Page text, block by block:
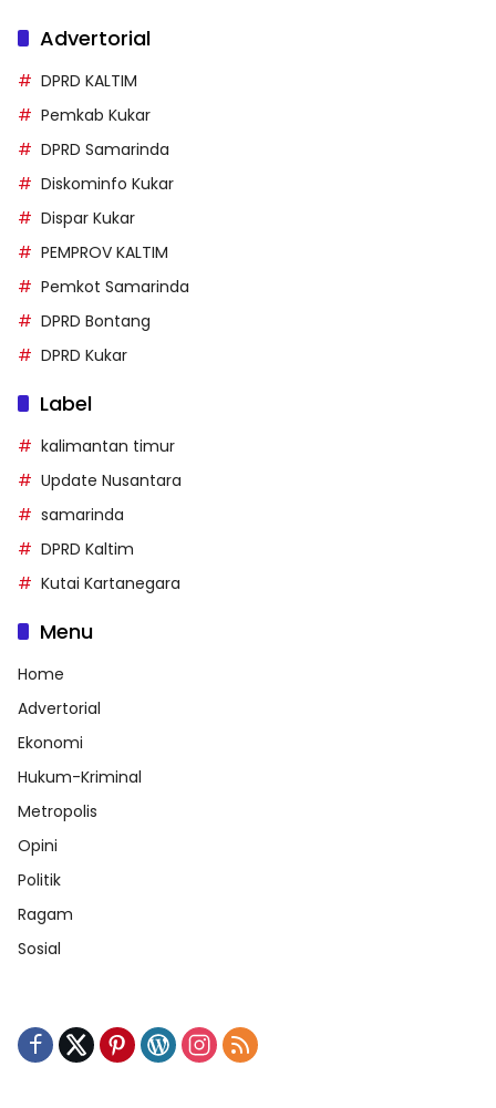
Advertorial
DPRD KALTIM
Pemkab Kukar
DPRD Samarinda
Diskominfo Kukar
Dispar Kukar
PEMPROV KALTIM
Pemkot Samarinda
DPRD Bontang
DPRD Kukar
Label
kalimantan timur
Update Nusantara
samarinda
DPRD Kaltim
Kutai Kartanegara
Menu
Home
Advertorial
Ekonomi
Hukum-Kriminal
Metropolis
Opini
Politik
Ragam
Sosial